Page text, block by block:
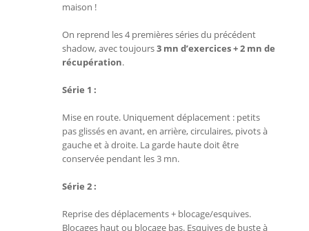
maison !
On reprend les 4 premières séries du précédent
shadow, avec toujours3 mn d’exercices + 2 mn de
récupération.
Série 1 :
Mise en route. Uniquement déplacement : petits
pas glissés en avant, en arrière, circulaires, pivots à
gauche et à droite. La garde haute doit être
conservée pendant les 3 mn.
Série 2 :
Reprise des déplacements + blocage/esquives.
Blocages haut ou blocage bas. Esquives de buste à